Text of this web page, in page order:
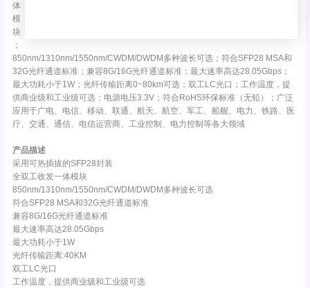
体
模
块
；
850nm/1310nm/1550nm/CWDM/DWDM多种波长可选；符合SFP28 MSA和
32G光纤通道标准；兼容8G/16G光纤通道标准；最大速率高达28.05Gbps；
最大功耗小于1W；光纤传输距离0~80km可选；双工LC光口；工作温度，提
供商业级和工业级可选；电源电压3.3V；符合RoHS环保标准（无铅）；广泛
应用于广电、电信、移动、联通、航天、航空、军工、船舰、电力、铁路、医
疗、交通、通信、电信运营商、工业控制、电力控制等各大领域
产品描述
采用可热插拔的SFP28封装
全双工收发一体模块
850nm/1310nm/1550nm/CWDM/DWDM多种波长可选
符合SFP28 MSA和32G光纤通道标准
兼容8G/16G光纤通道标准
最大速率高达28.05Gbps
最大功耗小于1W
光纤传输距离:40KM
双工LC光口
工作温度，提供商业级和工业级可选